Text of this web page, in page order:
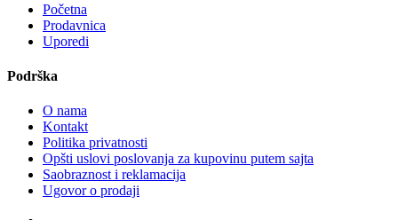
Početna
Prodavnica
Uporedi
Podrška
O nama
Kontakt
Politika privatnosti
Opšti uslovi poslovanja za kupovinu putem sajta
Saobraznost i reklamacija
Ugovor o prodaji